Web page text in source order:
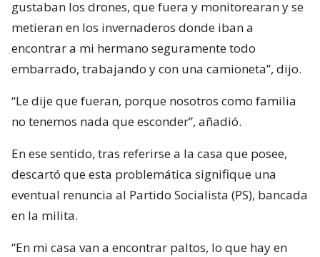
gustaban los drones, que fuera y monitorearan y se
metieran en los invernaderos donde iban a
encontrar a mi hermano seguramente todo
embarrado, trabajando y con una camioneta”, dijo.
“Le dije que fueran, porque nosotros como familia
no tenemos nada que esconder”, añadió.
En ese sentido, tras referirse a la casa que posee,
descartó que esta problemática signifique una
eventual renuncia al Partido Socialista (PS), bancada
en la milita.
“En mi casa van a encontrar paltos, lo que hay en